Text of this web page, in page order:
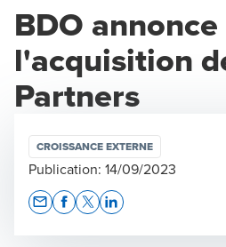
BDO annonce
l'acquisition
Partners
CROISSANCE EXTERNE
Publication: 14/09/2023